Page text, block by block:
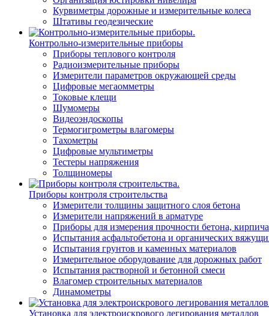
Курвиметры дорожные и измерительные колеса
Штативы геодезические
Контрольно-измерительные приборы
Приборы теплового контроля
Радиоизмерительные приборы
Измерители параметров окружающей среды
Цифровые мегаомметры
Токовые клещи
Шумомеры
Видеоэндоскопы
Термогигрометры влагомеры
Тахометры
Цифровые мультиметры
Тестеры напряжения
Толщиномеры
Приборы контроля строительства
Измерители толщины защитного слоя бетона
Измерители напряжений в арматуре
Приборы для измерения прочности бетона,
Испытания асфальтобетона и органических
Испытания грунтов и каменных материалов
Измерительное оборудование для дорожных работ
Испытания растворной и бетонной смеси
Влагомер строительных материалов
Динамометры
Установка для электроискрового легирования металлов